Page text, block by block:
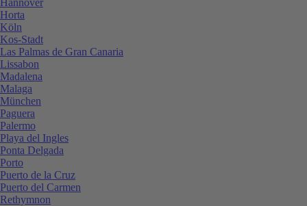
Horta
Köln
Kos-Stadt
Las Palmas de Gran Canaria
Lissabon
Madalena
Malaga
München
Paguera
Palermo
Playa del Ingles
Ponta Delgada
Porto
Puerto de la Cruz
Puerto del Carmen
Rethymnon